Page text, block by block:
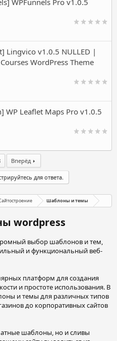
WPFunnels Pro v1.0.5
Lingvico v1.0.5 NULLED |
WordPress Theme
WP Leaflet Maps Pro v1.0.5
Вперёд
для ответа.
Шаблоны и темы
wordpress
выбор шаблонов и тем,
и функциональный веб-
платформ для создания
и простоте использования. В
и темы для различных типов
до корпоративных сайтов
шаблоны, но и сливы